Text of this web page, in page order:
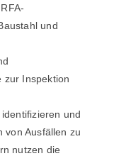
und
zur Inspektion
und
von Ausfällen zu
nutzen die